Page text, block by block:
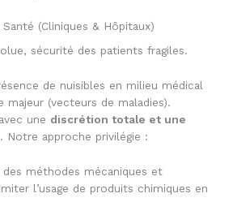
(Cliniques & Hôpitaux)
sécurité des patients fragiles.
de nuisibles en milieu médical
majeur (vecteurs de maladies).
une discrétion totale et une
. Notre approche privilégie :
méthodes mécaniques et
l’usage de produits chimiques en